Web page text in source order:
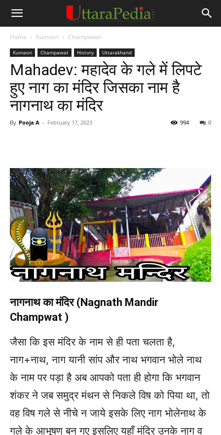
Home Kumaon Champawat
Kumaon Champawat History Uttarakhand
Mahadev: महादेव के गले में लिपटे
हुए नाग का मंदिर जिसका नाम है
नागनाथ का मंदिर
By Pooja A - February 17, 2023 0
994
नागनाथ का मंदिर (Nagnath Mandir
Champwat )
जैसा कि इस मंदिर के नाम से ही पता चलता है,
नाग+नाथ, नाग यानी सांप और नाथ भगवान भोले नाथ
के नाम पर पड़ा है अब आपको पता ही होगा कि भगवान
शंकर ने जब समुद्र मंथन से निकले विष को पिया था, तो
वह विष गले से नीचे न जाये इसके लिए नाग भोलेनाथ के
गले के आभूषण बन गए इसलिए यहाँ मंदिर उनके नाग व